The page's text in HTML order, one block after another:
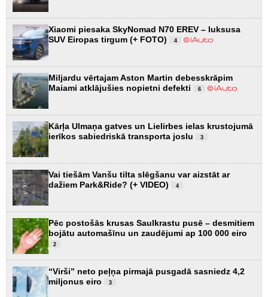
Xiaomi piesaka SkyNomad N70 EREV – luksusa
SUV Eiropas tirgum (+ FOTO)
4
Miljardu vērtajam Aston Martin debesskrāpim
Maiami atklājušies nopietni defekti
6
Kārļa Ulmaņa gatves un Lielirbes ielas krustojumā
ierīkos sabiedriskā transporta joslu
3
Vai tiešām Vanšu tilta slēgšanu var aizstāt ar
dažiem Park&Ride? (+ VIDEO)
4
Pēc postošās krusas Saulkrastu pusē – desmitiem
bojātu automašīnu un zaudējumi ap 100 000 eiro
2
“Virši” neto peļņa pirmajā pusgadā sasniedz 4,2
miljonus eiro
3